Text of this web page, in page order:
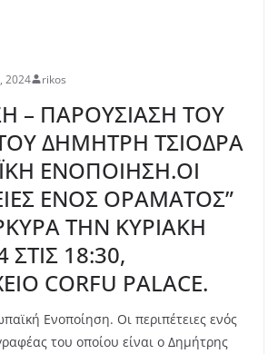
2024 rikos
– ΠΑΡΟΥΣΙΑΣΗ ΤΟΥ
ΔΗΜΗΤΡΗ ΤΣΙΟΔΡΑ
ΕΝΟΠΟΙΗΣΗ.ΟΙ
ΕΝΟΣ ΟΡΑΜΑΤΟΣ”
ΤΗΝ ΚΥΡΙΑΚΗ
ΣΤΙΣ 18:30,
CORFU PALACE.
Ενοποίηση. Οι περιπέτειες ενός
του οποίου είναι ο Δημήτρης